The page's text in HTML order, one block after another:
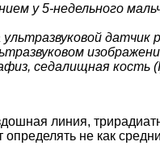
у 5-недельного
седалищная кость
линия,
не как